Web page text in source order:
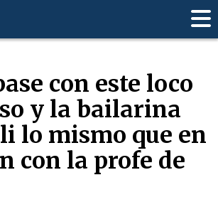
con este loco
y la bailarina
lo mismo que en
con la profe de